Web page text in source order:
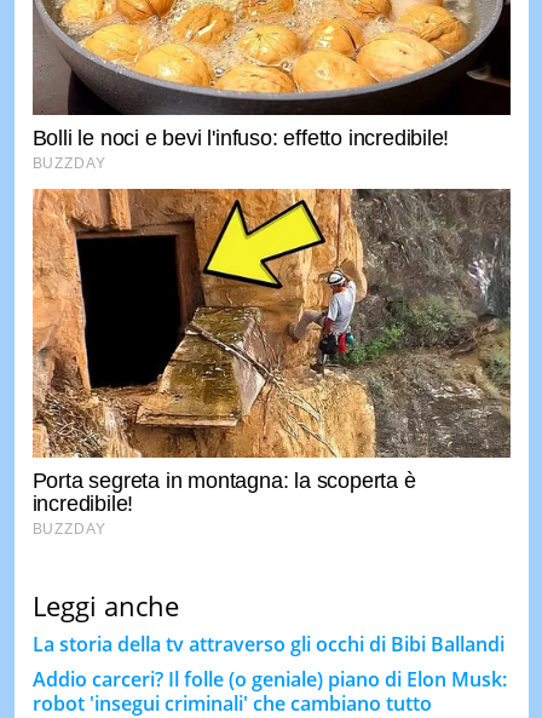
Leggi anche
La storia della tv attraverso gli occhi di Bibi Ballandi
Addio carceri? Il folle (o geniale) piano di Elon Musk:
robot 'insegui criminali' che cambiano tutto